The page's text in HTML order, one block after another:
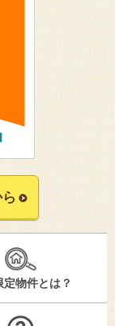
定物件とは？